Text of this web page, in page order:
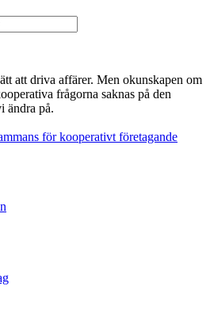
att driva affärer. Men okunskapen om
frågorna saknas på den
ändra på.
för kooperativt företagande